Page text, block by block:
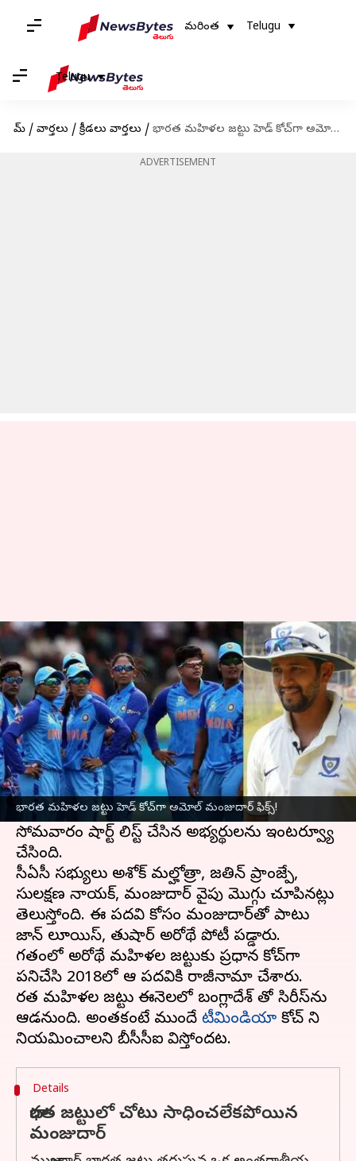
మరింత Telugu
Telugu
హోమ్ / వార్తలు / క్రీడలు వార్తలు / భారత మహిళల జట్టు హెడ్ కోచ్‌గా అమోల్ మంజుదార్ ఫిక్స్!
ADVERTISEMENT
భారత మహిళల జట్టు హెడ్ కోచ్‌గా అమోల్ మంజుదార్ ఫిక్స్!
భారత మహిళల జట్టు హెడ్ కోచ్‌గా
అమోల్ మంజుదార్ ఫిక్స్!
వ్రాసిన వారు Jayachandra Akuri Jul 04, 2023 05:49 pm
ఈ వార్తాకథనం ఏంటి
భారత మహిళల జట్టుహెడ్ కోచ్‌గా వెటరన్ క్రికెటర్
అమోల్ మజుందార్ నియామకం అయినట్లు
సమాచారం. ఈ మేరకు సీఏసీ ముంబయిలో
సోమవారం షార్ట్ లిస్ట్ చేసిన అభ్యర్థులను ఇంటర్వ్యూ
చేసింది.
సీఏసీ సభ్యులు అశోక్ మల్హోత్రా, జతిన్ ప్రాంజ్పే,
సులక్షణ నాయక్, మంజుదార్‌ వైపు మొగ్గు చూపినట్లు
తెలుస్తోంది. ఈ పదవి కోసం మంజుదార్‌తో పాటు
జాన్ లూయిస్, తుషార్ అరోథే పోటీ పడ్డారు.
గతంలో అరోథే మహిళల జట్టుకు ప్రధాన కోచ్‌గా
పనిచేసి 2018లో ఆ పదవికి రాజీనామా చేశారు.
భారత మహిళల జట్టు ఈనెలలో బంగ్లాదేశ్ తో సిరీస్‌ను
ఆడనుంది. అంతకంటే ముందే టీమిండియా కోచ్ ని
Details
భారత జట్టులో చోటు సాధించలేకపోయిన
మంజుదార్